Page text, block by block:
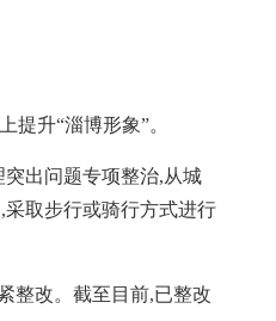
升“淄博形象”。
出问题专项整治,从城
取步行或骑行方式进行
整改。截至目前,已整改